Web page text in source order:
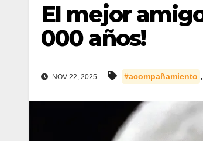
El mejor
000 años!
NOV 22, 2025 #acompañamiento ,